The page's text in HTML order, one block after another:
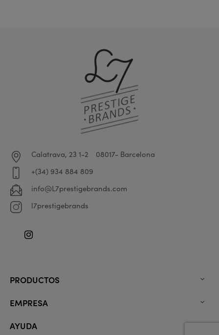
Calatrava, 23 1-2
08017- Barcelona
+(34) 934 884 809
info@L7prestigebrands.com
l7prestigebrands
Instagram
PRODUCTOS 
EMPRESA 
AYUDA 